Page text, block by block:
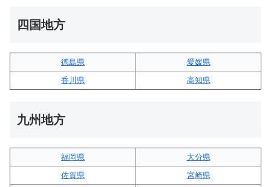
四国地方
徳島県
愛媛県
香川県
高知県
九州地方
福岡県
大分県
佐賀県
宮崎県